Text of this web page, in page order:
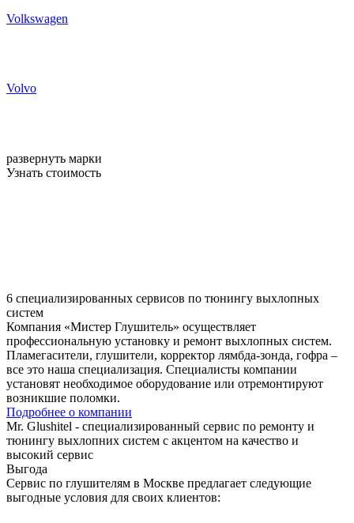
Volkswagen
Volvo
развернуть марки
Узнать стоимость
6 специализированных сервисов по тюнингу выхлопных
систем
Компания «Мистер Глушитель» осуществляет
профессиональную установку и ремонт выхлопных систем.
Пламегасители, глушители, корректор лямбда-зонда, гофра –
все это наша специализация. Специалисты компании
установят необходимое оборудование или отремонтируют
возникшие поломки.
Подробнее о компании
Mr. Glushitel - специализированный сервис по ремонту и
тюнингу выхлопних систем с акцентом на качество и
высокий сервис
Выгода
Сервис по глушителям в Москве предлагает следующие
выгодные условия для своих клиентов: